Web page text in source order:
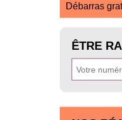
Débarras
ÊTRE